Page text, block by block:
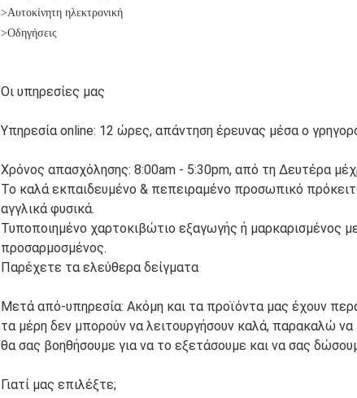
>Αυτοκίνητη ηλεκτρονική
>Οδηγήσεις
Οι υπηρεσίες μας
Υπηρεσία online: 12 ώρες, απάντηση έρευνας μέσα ο
Χρόνος απασχόλησης: 8:00am - 5:30pm, από τη Δευτέρα
Το καλά εκπαιδευμένο & πεπειραμένο προσωπικό
αγγλικά φυσικά.
Τυποποιημένο χαρτοκιβώτιο εξαγωγής ή μαρκαρισμένος
προσαρμοσμένος.
Παρέχετε τα ελεύθερα δείγματα
Μετά από-υπηρεσία: Ακόμη και τα προϊόντα μας έχουν
τα μέρη δεν μπορούν να λειτουργήσουν καλά, παρακαλώ να
θα σας βοηθήσουμε για να το εξετάσουμε και να σας
Γιατί μας επιλέξτε;